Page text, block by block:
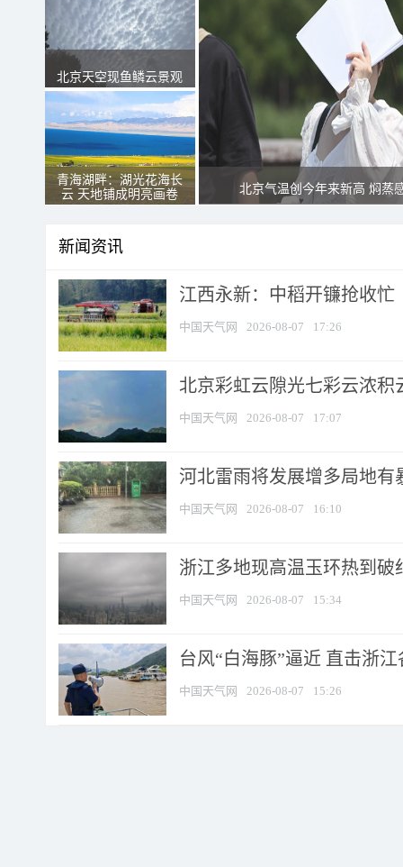
北京天空现鱼鳞云景观
青海湖畔：湖光花海长
云 天地铺成明亮画卷
北京气温创今年来新高 焖蒸
新闻资讯
江西永新：中稻开镰抢收忙
中国天气网 2026-08-07 17:26
北京彩虹云隙光七彩云浓积
中国天气网 2026-08-07 17:07
河北雷雨将发展增多局地有
中国天气网 2026-08-07 16:10
浙江多地现高温玉环热到破
中国天气网 2026-08-07 15:34
台风“白海豚”逼近 直击浙
中国天气网 2026-08-07 15:26